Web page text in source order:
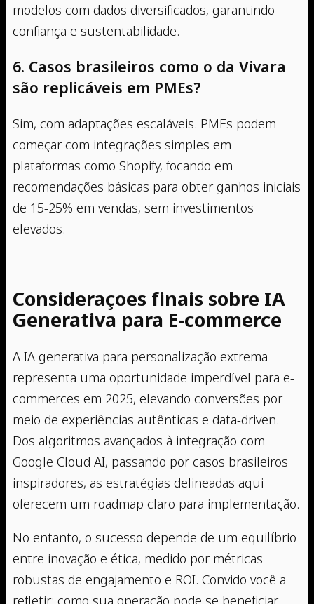
modelos com dados diversificados, garantindo
confiança e sustentabilidade.
6. Casos brasileiros como o da Vivara
são replicáveis em PMEs?
Sim, com adaptações escaláveis. PMEs podem
começar com integrações simples em
plataformas como Shopify, focando em
recomendações básicas para obter ganhos iniciais
de 15-25% em vendas, sem investimentos
elevados.
Consideraçoes finais sobre IA
Generativa para E-commerce
A IA generativa para personalização extrema
representa uma oportunidade imperdível para e-
commerces em 2025, elevando conversões por
meio de experiências autênticas e data-driven.
Dos algoritmos avançados à integração com
Google Cloud AI, passando por casos brasileiros
inspiradores, as estratégias delineadas aqui
oferecem um roadmap claro para implementação.
No entanto, o sucesso depende de um equilíbrio
entre inovação e ética, medido por métricas
robustas de engajamento e ROI. Convido você a